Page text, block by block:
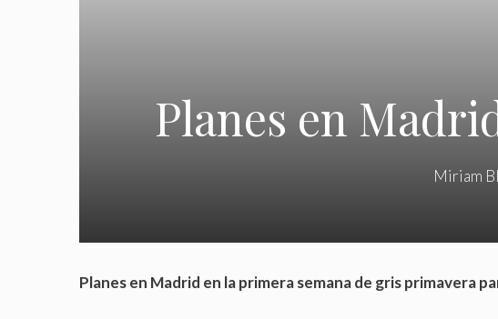
Planes en
Miriam
Planes en Madrid en la primera semana de gris primavera